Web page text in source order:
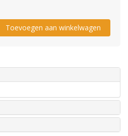
Toevoegen aan winkelwagen